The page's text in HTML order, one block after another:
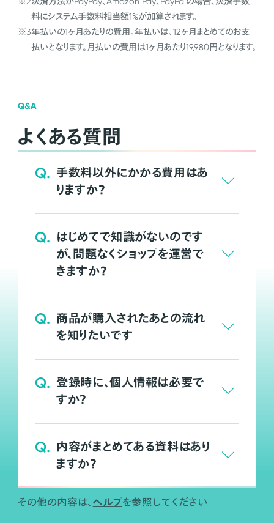
料にシステム手数料相当額1%が加算されます。
※3年払いの1ヶ月あたりの費用。年払いは、12ヶ月まとめてのお支
払いとなります。月払いの費用は1ヶ月あたり19,980円となります。
Q&A
よくある質問
Q. 手数料以外にかかる費用はあ
りますか？
Q. はじめてで知識がないのです
が、問題なくショップを運営で
きますか？
Q. 商品が購入されたあとの流れ
を知りたいです
Q. 登録時に、個人情報は必要で
すか？
Q. 内容がまとめてある資料はあり
ますか？
その他の内容は、 ヘルプを参照してください